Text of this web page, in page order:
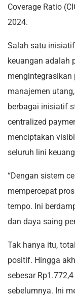
Coverage Ratio
2024.
Salah satu
keuangan adalah
mengintegrasikan
manajemen
berbagai inisiatif
centralized
menciptakan
seluruh lini
“Dengan sistem
mempercepat
tempo. Ini
dan daya saing
Tak hanya itu,
positif. Hingga
sebesar
sebelumnya. Ini